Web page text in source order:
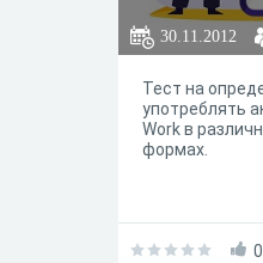
30.11.2012
Тест на
употреблять
Work в
формах.
0